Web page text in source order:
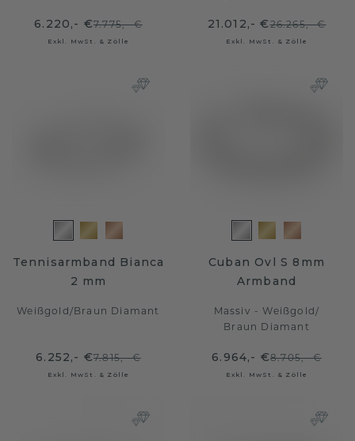
6.220,- €7.775,- €
Exkl. MwSt. & Zölle
21.012,- €26.265,- €
Exkl. MwSt. & Zölle
Tennisarmband Bianca
2 mm
Weißgold/Braun Diamant
6.252,- €7.815,- €
Exkl. MwSt. & Zölle
Cuban Ovl S 8mm
Armband
Massiv - Weißgold/
Braun Diamant
6.964,- €8.705,- €
Exkl. MwSt. & Zölle